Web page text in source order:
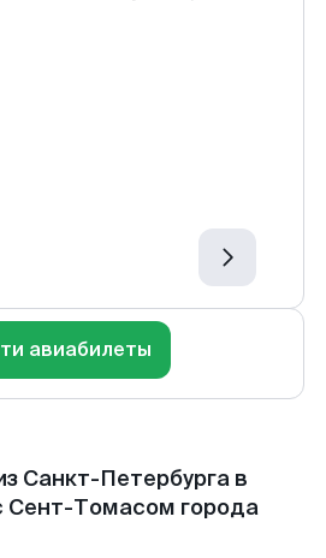
авиабилеты
Санкт-Петербурга в
Сент-Томасом города